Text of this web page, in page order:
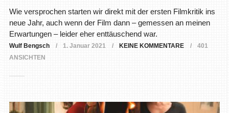
Wie versprochen starten wir direkt mit der ersten Filmkritik ins
neue Jahr, auch wenn der Film dann – gemessen an meinen
Erwartungen – leider eher enttäuschend war.
Wulf Bengsch 1. Januar 2021 KEINE KOMMENTARE
401
ANSICHTEN